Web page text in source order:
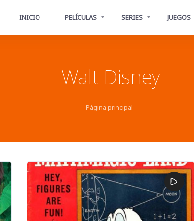
INICIO PELÍCULAS SERIES JUEGOS
Walt Disney
Página principal